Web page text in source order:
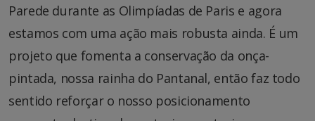
Parede durante as Olimpíadas de Paris e agora
estamos com uma ação mais robusta ainda. É um
projeto que fomenta a conservação da onça-
pintada, nossa rainha do Pantanal, então faz todo
sentido reforçar o nosso posicionamento